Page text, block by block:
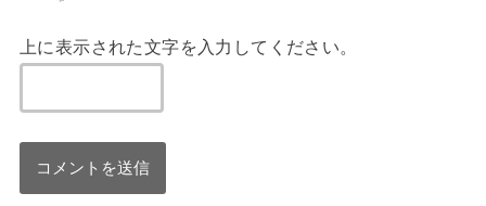
上に表示された文字を入力してください。